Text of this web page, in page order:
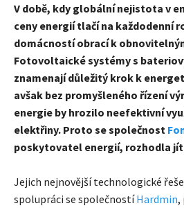
V době, kdy globální nejistota v
ceny energií tlačí na každodenní
domácností obrací k
Fotovoltaické systémy s
znamenají důležitý krok k
avšak bez promyšleného řízení
energie by hrozilo neefektivní
elektřiny. Proto se společnost
poskytovatel energií, rozhodla jít
Jejich nejnovější technologické
spolupráci se společnostíHardmin,